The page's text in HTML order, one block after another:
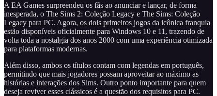
A EA Games surpreendeu os fãs ao anunciar e lançar, de forma
inesperada, o The Sims 2: Coleção Legacy e The Sims: Coleção
Legacy para PC. Agora, os dois primeiros jogos da icônica franquia
estão disponíveis oficialmente para Windows 10 e 11, trazendo de
volta toda a nostalgia dos anos 2000 com uma experiência otimizada
para plataformas modernas.
Além disso, ambos os títulos contam com legendas em português,
permitindo que mais jogadores possam aproveitar ao máximo as
histórias e interações dos Sims. Outro ponto importante para quem
deseja reviver esses clássicos é a questão dos requisitos para PC.